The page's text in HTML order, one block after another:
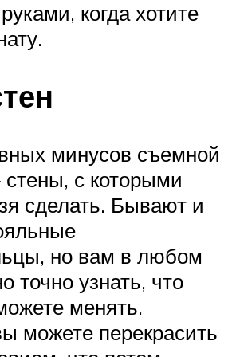
когда хотите
минусов съемной
с которыми
сделать. Бывают и
но вам в любом
точно узнать, что
менять.
можете перекрасить